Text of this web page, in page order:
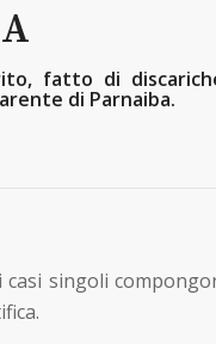
fatto di
di Parnaiba.
singoli